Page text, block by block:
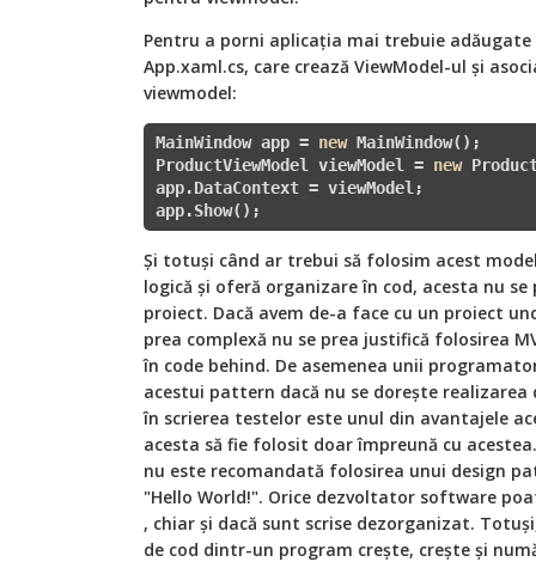
Pentru a porni aplicația mai trebuie
App.xaml.cs, care crează ViewModel-ul și
viewmodel:
MainWindow app = new MainWindow();
ProductViewModel viewModel = new
app.DataContext = viewModel;
app.Show();
Și totuși când ar trebui să folosim acest
logică și oferă organizare în cod, acesta nu
proiect. Dacă avem de-a face cu un proiect
prea complexă nu se prea justifică folosirea
în code behind. De asemenea unii
acestui pattern dacă nu se dorește
în scrierea testelor este unul din avantajele
acesta să fie folosit doar împreună cu
nu este recomandată folosirea unui design
"Hello World!". Orice dezvoltator software
, chiar și dacă sunt scrise dezorganizat.
de cod dintr-un program crește, crește și